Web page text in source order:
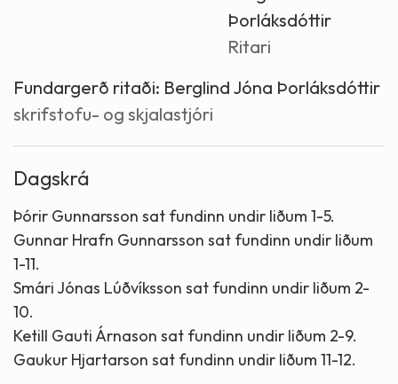
Þorláksdóttir
Ritari
Fundargerð ritaði: Berglind Jóna Þorláksdóttir
skrifstofu- og skjalastjóri
Dagskrá
Þórir Gunnarsson sat fundinn undir liðum 1-5.
Gunnar Hrafn Gunnarsson sat fundinn undir liðum
1-11.
Smári Jónas Lúðvíksson sat fundinn undir liðum 2-
10.
Ketill Gauti Árnason sat fundinn undir liðum 2-9.
Gaukur Hjartarson sat fundinn undir liðum 11-12.